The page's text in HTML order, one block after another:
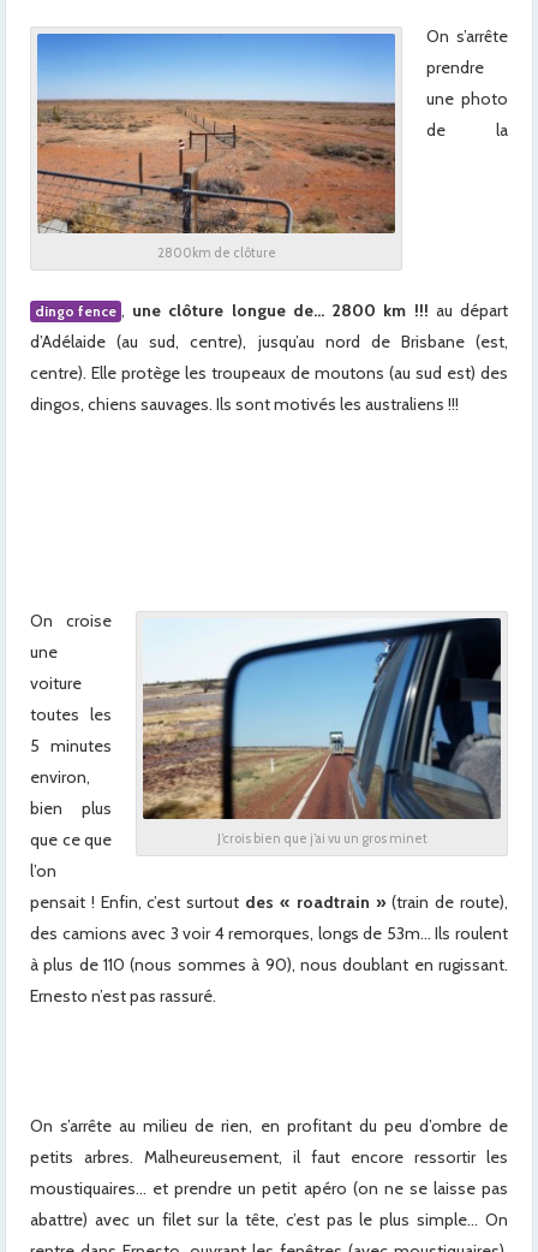
2800km de clôture
On s’arrête
prendre
une photo
de la
dingo fence , une clôture longue de… 2800 km !!! au départ
d’Adélaide (au sud, centre), jusqu’au nord de Brisbane (est,
centre). Elle protège les troupeaux de moutons (au sud est) des
dingos, chiens sauvages. Ils sont motivés les australiens !!!
J’crois bien que j’ai vu un gros minet
On croise
une
voiture
toutes les
5 minutes
environ,
bien plus
que ce que
l’on
pensait ! Enfin, c’est surtout des « roadtrain » (train de route),
des camions avec 3 voir 4 remorques, longs de 53m… Ils roulent
à plus de 110 (nous sommes à 90), nous doublant en rugissant.
Ernesto n’est pas rassuré.
On s’arrête au milieu de rien, en profitant du peu d’ombre de
petits arbres. Malheureusement, il faut encore ressortir les
moustiquaires… et prendre un petit apéro (on ne se laisse pas
abattre) avec un filet sur la tête, c’est pas le plus simple… On